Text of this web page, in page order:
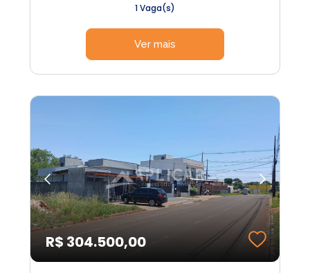
1 Vaga(s)
Ver mais
R$ 304.500,00